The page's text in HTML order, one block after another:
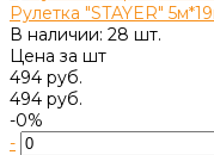
Рулетка "STAYER"
В наличии: 28 шт.
Цена за шт
494 руб.
494 руб.
-0%
-